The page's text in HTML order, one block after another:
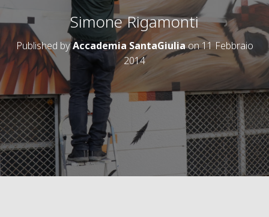
Simone Rigamonti
Published byAccademia SantaGiuliaon11 Febbraio
2014